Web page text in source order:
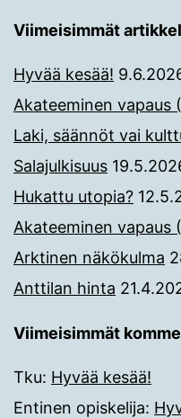
Viimeisimmät
Hyvää kesää!
Akateeminen vapaus
Laki, säännöt vai
Salajulkisuus
Hukattu utopia?
Akateeminen vapaus
Arktinen näkökulma
Anttilan hinta
Viimeisimmät
Tku: Hyvää kesää!
Entinen opiskelija: